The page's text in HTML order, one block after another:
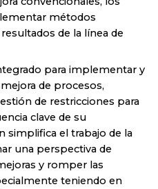
métodos
de la línea de
para implementar y
de procesos,
de restricciones para
clave de su
simplifica el trabajo de la
una perspectiva de
y romper las
teniendo en